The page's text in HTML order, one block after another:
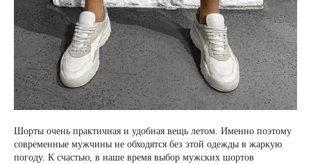
Шорты очень практичная и удобная вещь летом. Именно поэтому
современные мужчины не обходятся без этой одежды в жаркую
погоду. К счастью, в наше время выбор мужских шортов